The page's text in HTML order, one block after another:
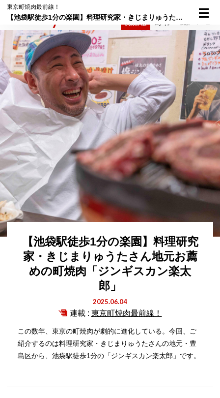
東京町焼肉最前線！
【池袋駅徒歩1分の楽園】料理研究家・きじまりゅうたさん地元お薦めの町焼肉「ジンギスカン楽太郎」
【池袋駅徒歩1分の楽園】料理研究
家・きじまりゅうたさん地元お薦
めの町焼肉「ジンギスカン楽太
郎」
2025.06.04
連載 : 東京町焼肉最前線！
この数年、東京の町焼肉が劇的に進化している。今回、ご
紹介するのは料理研究家・きじまりゅうたさんの地元・豊
島区から、池袋駅徒歩1分の「ジンギスカン楽太郎」です。